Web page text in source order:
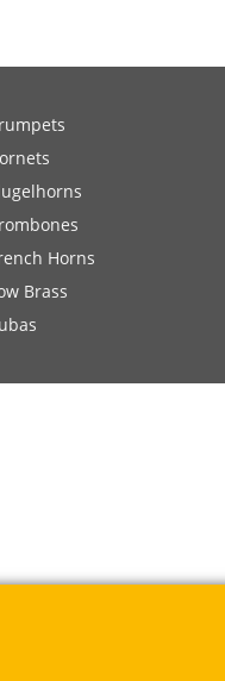
Horns
Brass